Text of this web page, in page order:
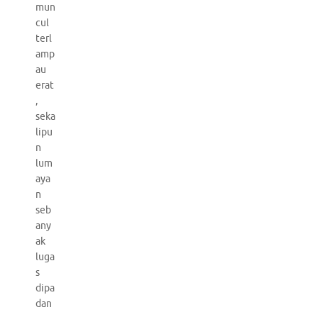
mun
cul
terl
amp
au
erat
,
seka
lipu
n
lum
aya
n
seb
any
ak
luga
s
dipa
dan